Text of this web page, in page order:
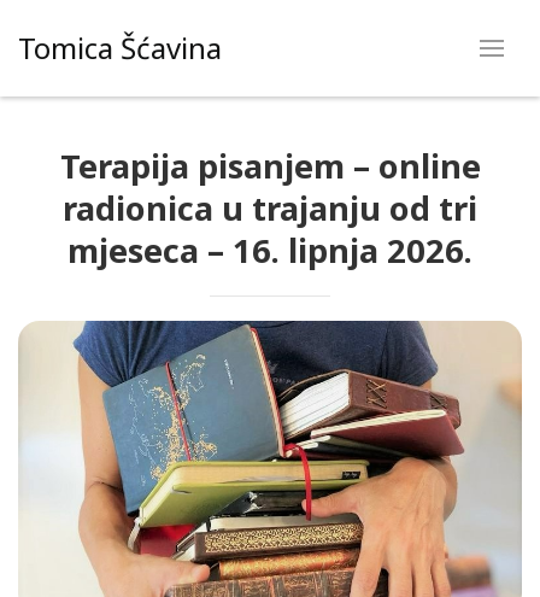
Tomica Šćavina
Terapija pisanjem – online
radionica u trajanju od tri
mjeseca – 16. lipnja 2026.